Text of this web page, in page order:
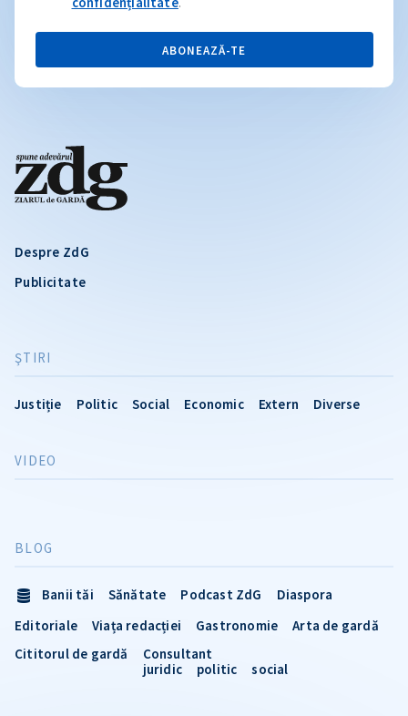
Despre ZdG
Publicitate
ŞTIRI
Justiție Politic Social Economic Extern Diverse
VIDEO
BLOG
Banii tăi Sănătate Podcast ZdG
Diaspora
Editoriale
Viața redacției Gastronomie
Arta de gardă
Cititorul de gardă
Consultant
juridic
politic social
ABONEAZĂ-TE